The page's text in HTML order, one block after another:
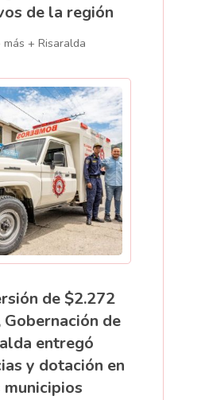
de la región
más + Risaralda
de $2.272
de
entregó
y dotación en
municipios